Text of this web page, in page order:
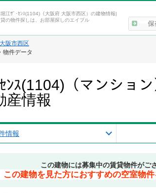
堀江ｻﾞ･ｾﾝｽ(1104)（大阪府 大阪市西区）の建物情報|
の物件探しは、お部屋探しのエイブル
大阪市西区
物件データ
ﾝｽ(1104)（マンショ
産情報
情報
この建物には募集中の賃貸物件がご
この建物を見た方におすすめの空室物